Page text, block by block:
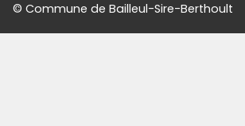
© Commune de Bailleul-Sire-Berthoult